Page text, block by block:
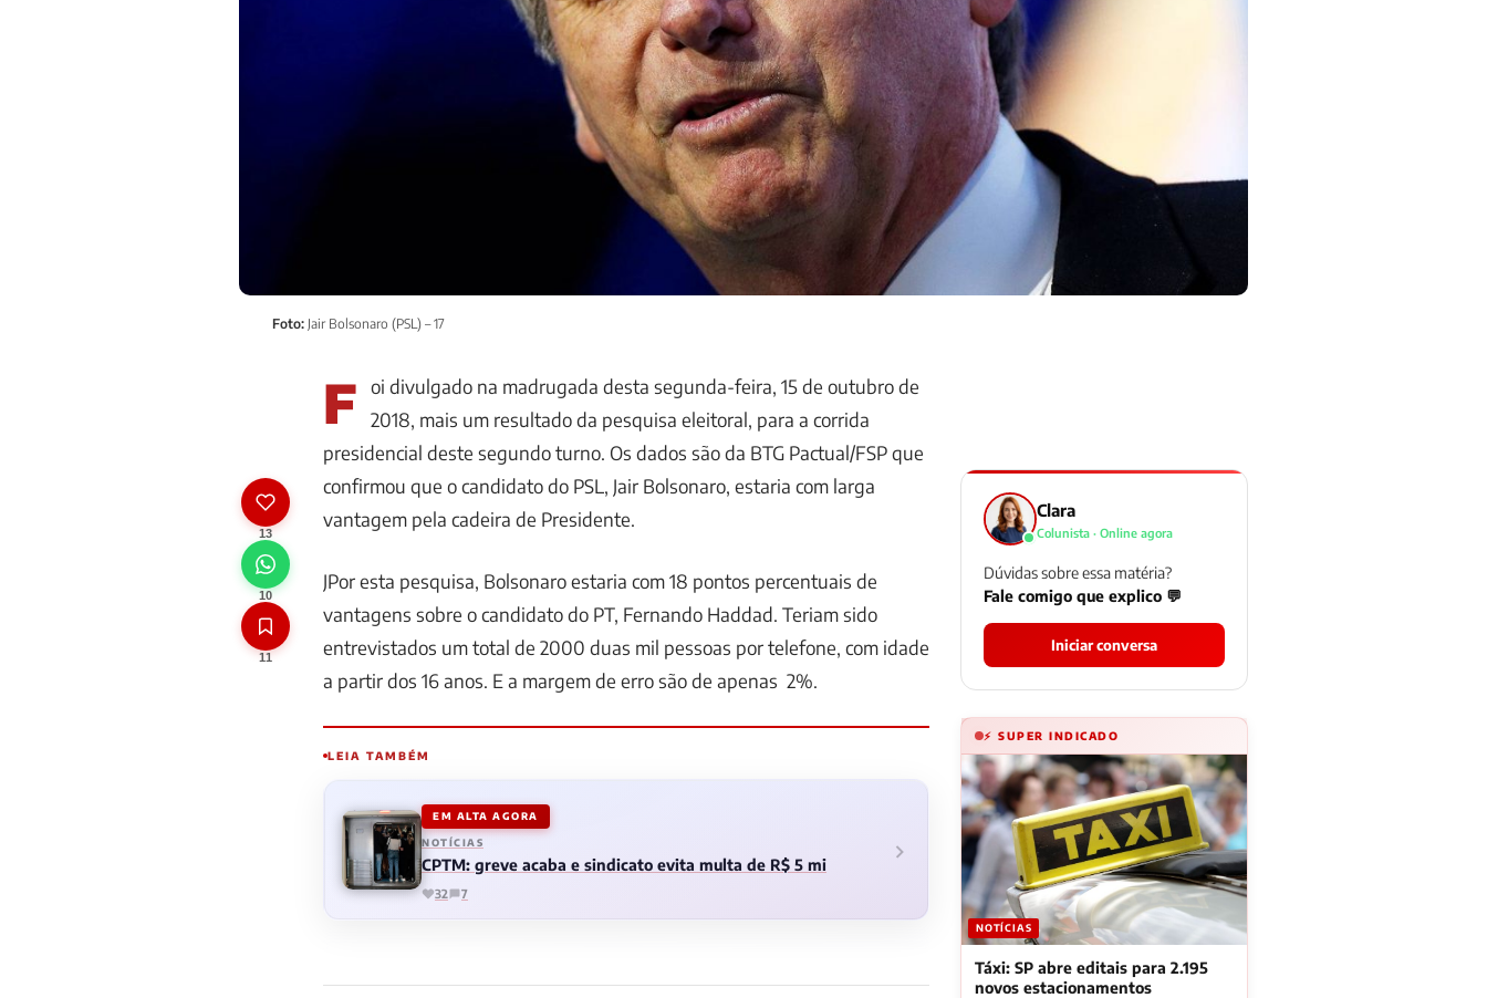
Foto: Jair Bolsonaro (PSL) – 17
13
10
11
F oi divulgado na madrugada desta segunda-feira, 15 de outubro de
2018, mais um resultado da pesquisa eleitoral, para a corrida
presidencial deste segundo turno. Os dados são da BTG Pactual/FSP que
confirmou que o candidato do PSL, Jair Bolsonaro, estaria com larga
vantagem pela cadeira de Presidente.
JPor esta pesquisa, Bolsonaro estaria com 18 pontos percentuais de
vantagens sobre o candidato do PT, Fernando Haddad. Teriam sido
entrevistados um total de 2000 duas mil pessoas por telefone, com idade
a partir dos 16 anos. E a margem de erro são de apenas 2%.
LEIA TAMBÉM
EM ALTA AGORA
NOTÍCIAS
CPTM: greve acaba e sindicato evita multa de R$ 5 mi
32 7
Clara
Colunista · Online agora
Dúvidas sobre essa matéria?
Fale comigo que explico 💬
Iniciar conversa
⚡ SUPER INDICADO
NOTÍCIAS
Táxi: SP abre editais para 2.195
novos estacionamentos